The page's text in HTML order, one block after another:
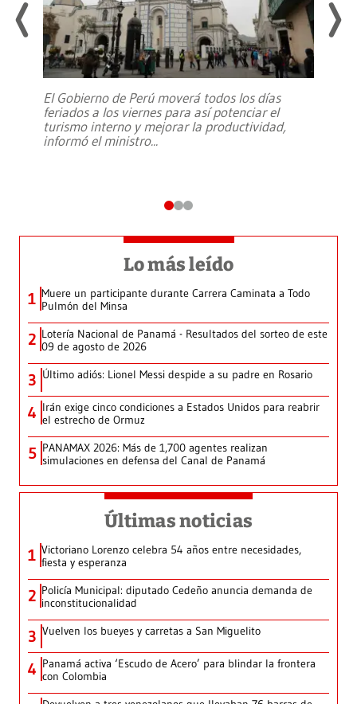
El Gobierno de Perú moverá todos los días
feriados a los viernes para así potenciar el
turismo interno y mejorar la productividad,
informó el ministro...
Lo más leído
1 Muere un participante durante Carrera Caminata a Todo
Pulmón del Minsa
2 Lotería Nacional de Panamá - Resultados del sorteo de este
09 de agosto de 2026
3 Último adiós: Lionel Messi despide a su padre en Rosario
4 Irán exige cinco condiciones a Estados Unidos para reabrir
el estrecho de Ormuz
5 PANAMAX 2026: Más de 1,700 agentes realizan
simulaciones en defensa del Canal de Panamá
Últimas noticias
1 Victoriano Lorenzo celebra 54 años entre necesidades,
fiesta y esperanza
2 Policía Municipal: diputado Cedeño anuncia demanda de
inconstitucionalidad
3 Vuelven los bueyes y carretas a San Miguelito
4 Panamá activa ‘Escudo de Acero’ para blindar la frontera
con Colombia